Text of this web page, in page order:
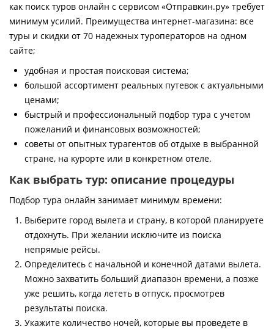
как поиск туров онлайн с сервисом «Отправкин.ру» требует
минимум усилий. Преимущества интернет-магазина: все
туры и скидки от 70 надежных туроператоров на одном
сайте;
удобная и простая поисковая система;
большой ассортимент реальных путевок с актуальными
ценами;
быстрый и профессиональный подбор тура с учетом
пожеланий и финансовых возможностей;
советы от опытных турагентов об отдыхе в выбранной
стране, на курорте или в конкретном отеле.
Как выбрать тур: описание процедуры
Подбор тура онлайн занимает минимум времени:
Выберите город вылета и страну, в которой планируете
отдохнуть. При желании исключите из поиска
непрямые рейсы.
Определитесь с начальной и конечной датами вылета.
Можно захватить больший диапазон времени, а позже
уже решить, когда лететь в отпуск, просмотрев
результаты поиска.
Укажите количество ночей, которые вы проведете в